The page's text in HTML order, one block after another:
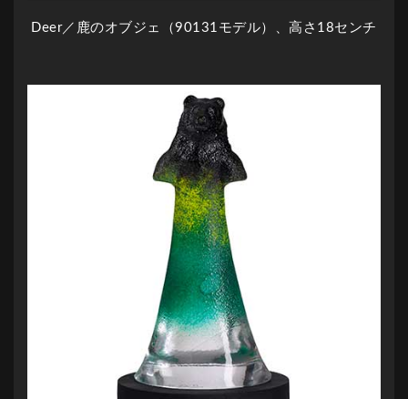
Deer／鹿のオブジェ（90131モデル）、高さ18センチ